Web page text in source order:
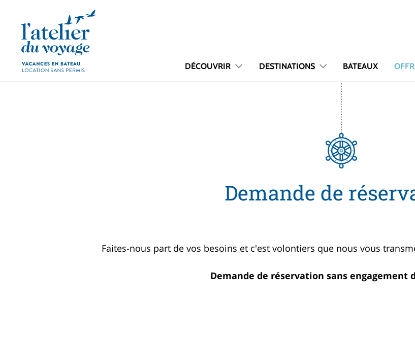
DÉCOUVRIR DESTINATIONS BATEAUX
Demande de
Faites-nous part de vos besoins et c'est volontiers que nous vous
Demande de réservation sans engagement
Panneau de gestion des cookies